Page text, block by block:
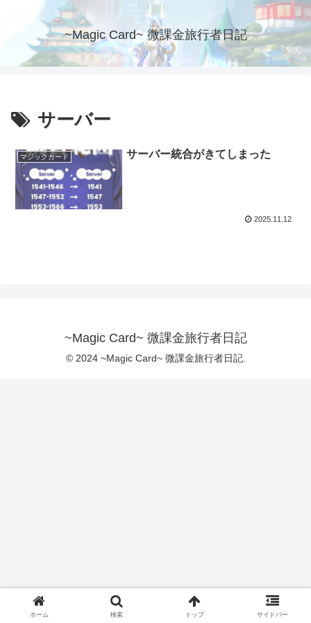
~Magic Card~ 微課金旅行者日記
サーバー
マジックカード サーバー統合がきてしまった
2025.11.12
~Magic Card~ 微課金旅行者日記
© 2024 ~Magic Card~ 微課金旅行者日記.
ホーム 検索 トップ サイドバー